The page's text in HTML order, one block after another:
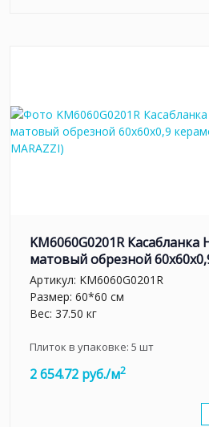
KM6060G0201R Касабланка
матовый обрезной
Артикул: KM6060G0201R
Размер: 60*60 см
Вес: 37.50 кг
Плиток в упаковке: 5 шт
2 654.72 руб./м2